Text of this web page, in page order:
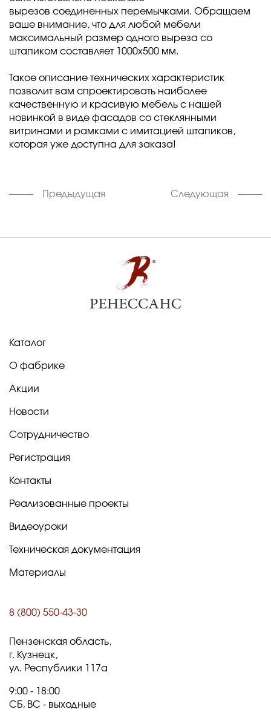
вырезов соединенных перемычками. Обращаем
ваше внимание, что для любой мебели
максимальный размер одного выреза со
штапиком составляет 1000х500 мм.
Такое описание технических характеристик
позволит вам спроектировать наиболее
качественную и красивую мебель с нашей
новинкой в виде фасадов со стеклянными
витринами и рамками с имитацией штапиков,
которая уже доступна для заказа!
Предыдущая Следующая
Каталог
О фабрике
Акции
Новости
Сотрудничество
Регистрация
Контакты
Реализованные проекты
Видеоуроки
Техническая документация
Материалы
8 (800) 550-43-30
Пензенская область,
г. Кузнецк,
ул. Республики 117а
9:00 - 18:00
СБ, ВС - выходные